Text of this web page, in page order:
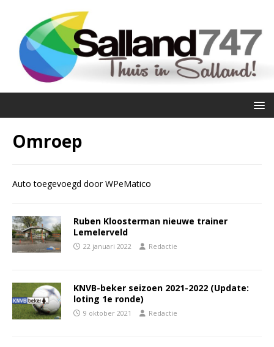
Omroep
Auto toegevoegd door WPeMatico
Ruben Kloosterman nieuwe trainer
Lemelerveld
22 januari 2022 Redactie
KNVB-beker seizoen 2021-2022 (Update:
loting 1e ronde)
9 oktober 2021 Redactie